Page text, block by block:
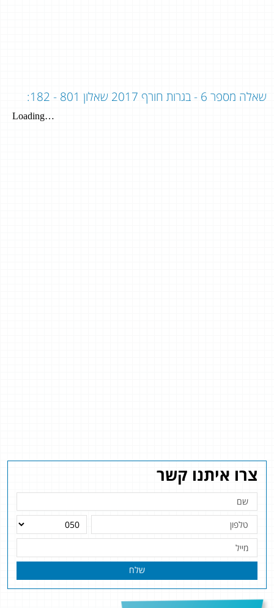
צרו איתנו קשר
שלח
שאלה מספר 6 - בגרות חורף 2017 שאלון 801 - 182: